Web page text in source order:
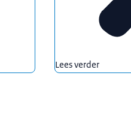
Lees verder